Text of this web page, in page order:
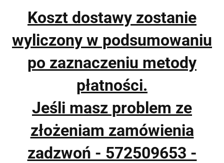
Koszt dostawy zostanie
wyliczony w podsumowaniu
po zaznaczeniu metody
płatności.
Jeśli masz problem ze
złożeniam zamówienia
zadzwoń - 572509653 -